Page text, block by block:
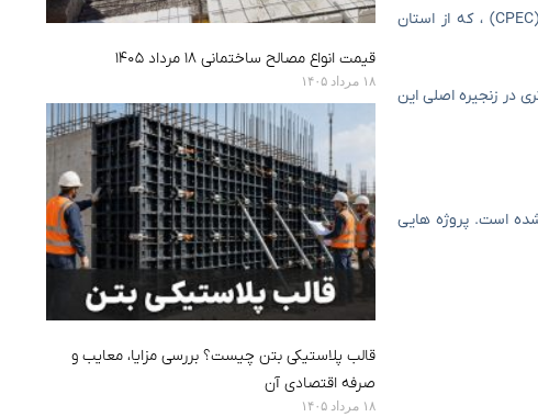
شامل شش راهرو اصلی است ، از جمله کریدور کریدور آسیا -چین -کریدور ، کریدور چین ، و از همه مهمتر کریدور اقتصادی چین -پاکستان (CPEC) ، که از استان
در زنجیره اصلی این
شده است. پروژه هایی
قیمت انواع مصالح ساختمانی ۱۸ مرداد ۱۴۰۵
۱۸ مرداد ۱۴۰۵
قالب پلاستیکی بتن چیست؟ بررسی مزایا، معایب و
صرفه اقتصادی آن
۱۸ مرداد ۱۴۰۵